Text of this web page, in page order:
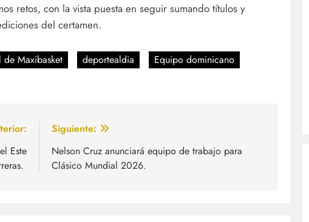
retos, con la vista puesta en seguir sumando títulos y
del certamen.
Maxibasket deportealdia
Equipo dominicano
Este
Siguiente:
Nelson Cruz anunciará equipo de trabajo para
Clásico Mundial 2026.